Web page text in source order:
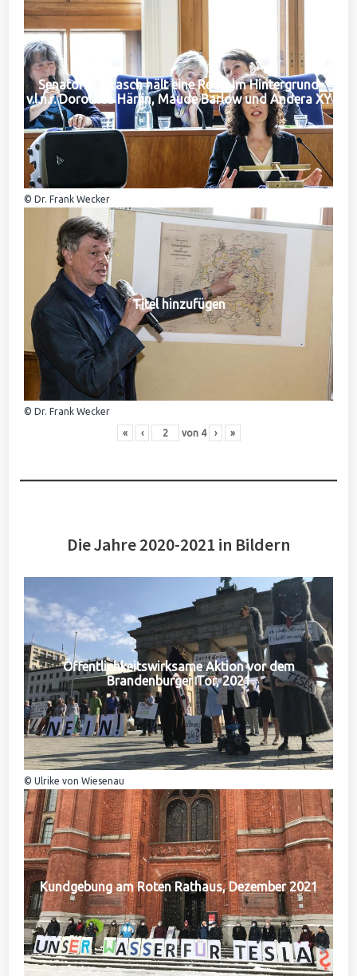
Senatorin Jarasch hält eine Rede. Im Hintergrund
v.l.n.r. Dorothea Härlin, Maude Barlow und Andera XY
© Dr. Frank Wecker
Titel hinzufügen
© Dr. Frank Wecker
« ‹ von 4 › »
Die Jahre 2020-2021 in Bildern
Öffentlichkeitswirksame Aktion vor dem
Brandenburger Tor, 2021
© Ulrike von Wiesenau
Kundgebung am Roten Rathaus, Dezember 2021